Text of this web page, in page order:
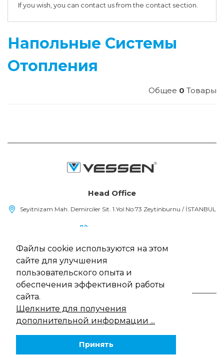
Файлы cookie используются на этом
сайте для улучшения
пользовательского опыта и
обеспечения эффективной работы
сайта.
Щелкните для получения
дополнительной информации ...
Принять
If you wish, you can contact us from the contact section.
Напольные Системы
Отопления
Общее 0 Товары
Head Office
Seyitnizam Mah. Demirciler Sit. 1.Yol No:73 Zeytinburnu / İSTANBUL
info@vessen.com
Vessen, Все права защищены
13/5000 Политика использования файлов cookie
Закон о защите персональных данных
политика конфиденциальности
Веб-дизайн